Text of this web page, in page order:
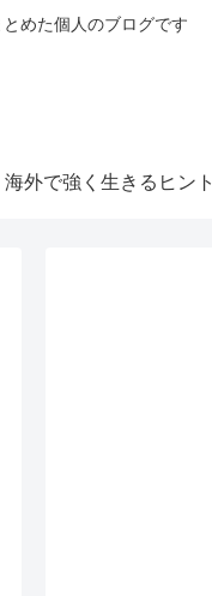
めた個人のブログです
海外で強く生きるヒント